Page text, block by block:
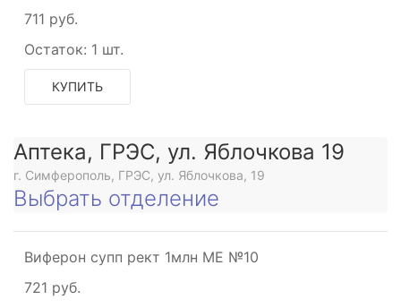
711 руб.
Остаток: 1 шт.
КУПИТЬ
Аптека, ГРЭС, ул. Яблочкова 19
г. Симферополь, ГРЭС, ул. Яблочкова, 19
Выбрать отделение
Виферон супп рект 1млн МЕ №10
721 руб.